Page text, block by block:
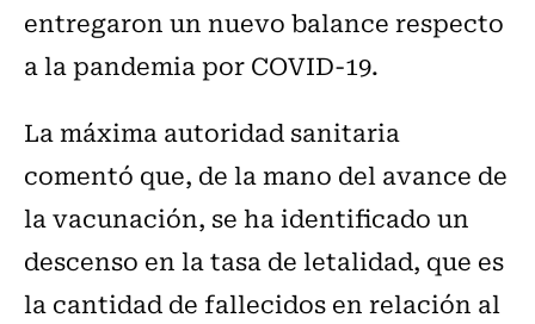
entregaron un nuevo balance respecto
a la pandemia por COVID-19.
La máxima autoridad sanitaria
comentó que, de la mano del avance de
la vacunación, se ha identificado un
descenso en la tasa de letalidad, que es
la cantidad de fallecidos en relación al